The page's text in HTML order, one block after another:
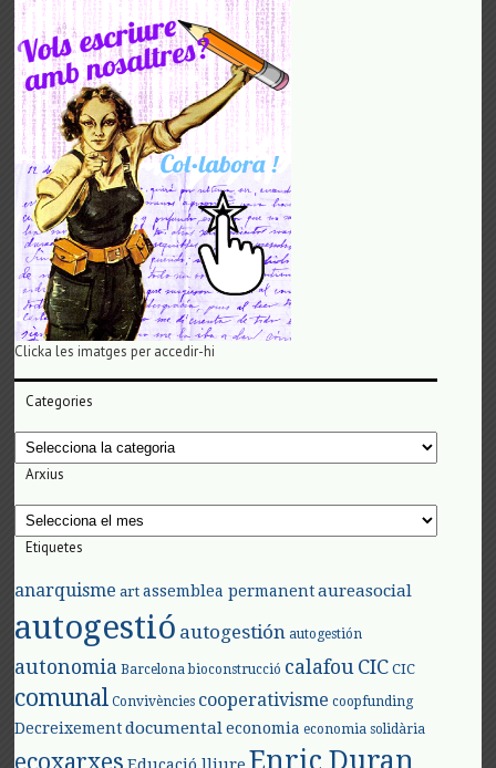
Clicka les imatges per accedir-hi
Categories
Categories
Arxius
Arxius
Etiquetes
anarquisme art assemblea permanent aureasocial
autogestió autogestión autogestión
autonomia Barcelona bioconstrucció calafouCIC CIC
comunal Convivències cooperativisme coopfunding
Decreixement documental economia economia solidària
Enric Duran